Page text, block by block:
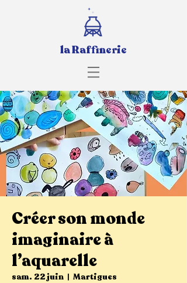
la Raffinerie
Créer son monde
imaginaire à
l’aquarelle
sam. 22 juin
  |
Martigues